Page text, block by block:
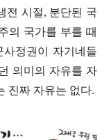
전 시절, 분단된 국
의 국가를 부를 때
사정권이 자기네들
의미의 자유를 자
진짜 자유는 없다.